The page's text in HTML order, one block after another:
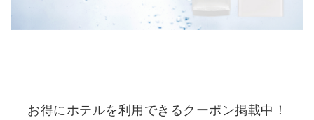
お得にホテルを利用できるクーポン掲載中！